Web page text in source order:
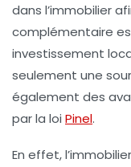
dans l’immobilier
complémentaire
investissement
seulement une
également des
par la loi Pinel.
En effet,